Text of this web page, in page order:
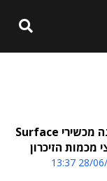
מיקרוסופט מציגה מכשירי Surface
מכמות הזיכרון
28/06/